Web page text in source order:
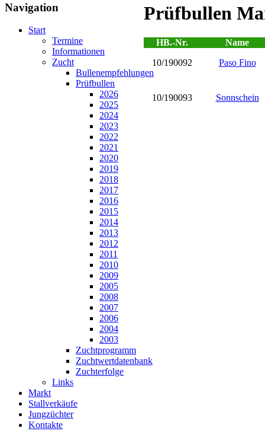
Navigation
Start
Termine
Informationen
Zucht
Bullenempfehlungen
Prüfbullen
2026
2025
2024
2023
2022
2021
2020
2019
2018
2017
2016
2015
2014
2013
2012
2011
2010
2009
2005
2008
2007
2006
2004
2003
Zuchtprogramm
Zuchtwertdatenbank
Zuchterfolge
Links
Markt
Stallverkäufe
Jungzüchter
Kontakte
Prüfbullen
HB.-Nr.
Name
10/190092
Paso Fino
10/190093 Sonnschein